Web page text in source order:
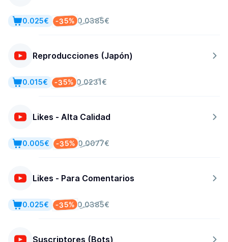
0.0385€
-35%
0.025€
Reproducciones (Japón)
0.0231€
-35%
0.015€
Likes - Alta Calidad
0.0077€
-35%
0.005€
Likes - Para Comentarios
0.0385€
-35%
0.025€
Suscriptores (Bots)